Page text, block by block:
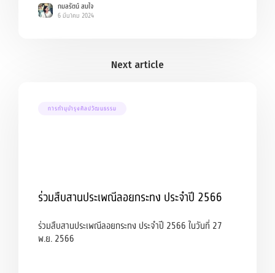
กมลรัตน์ สมใจ
6 มีนาคม 2024
การทำนุบำรุงศิลปวัฒนธรรม
ร่วมสืบสานประเพณีลอยกระทง ประจำปี 2566
ร่วมสืบสานประเพณีลอยกระทง ประจำปี 2566 ในวันที่ 27
พ.ย. 2566